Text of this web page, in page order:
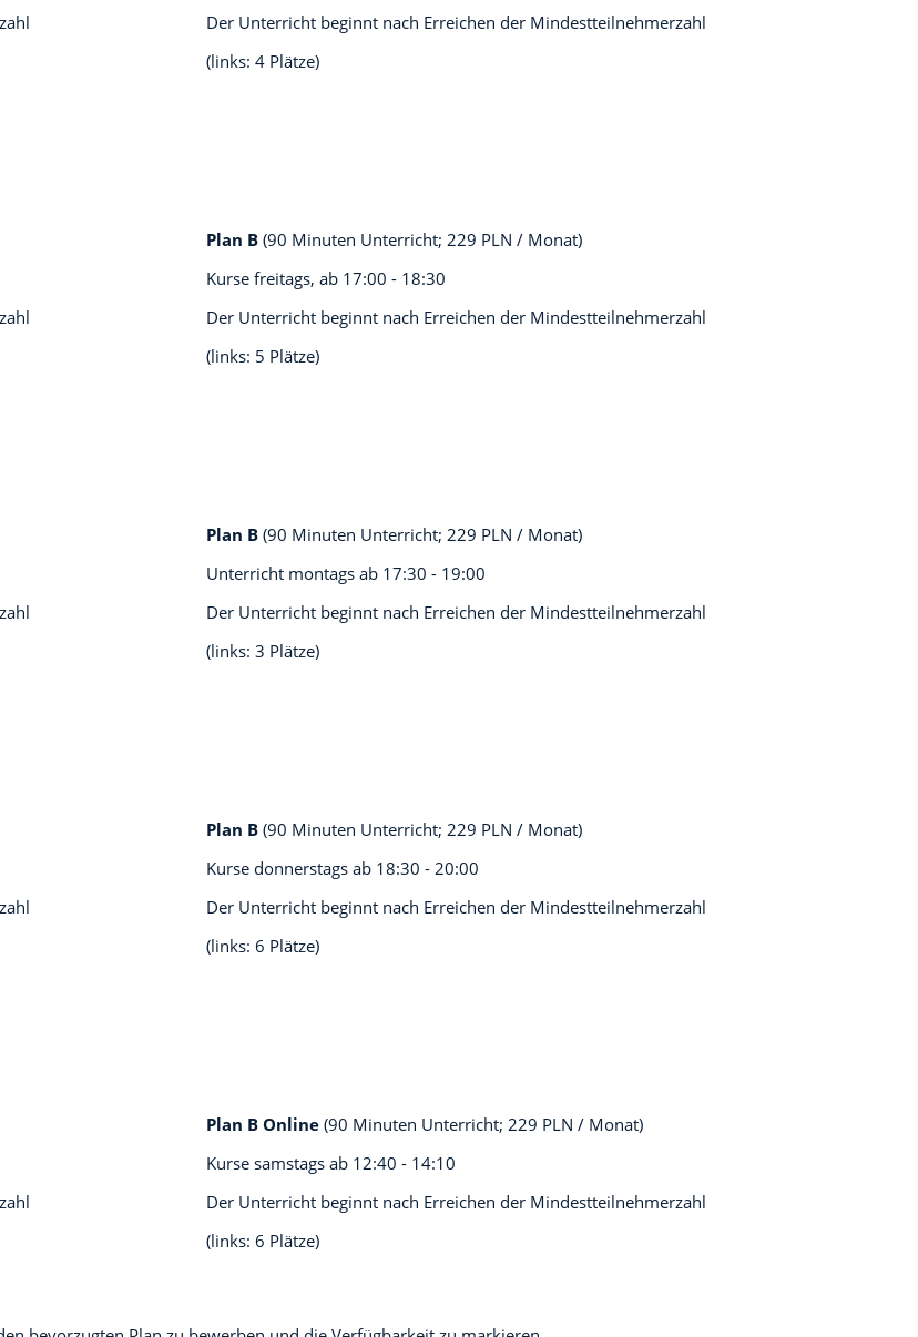
Der Unterricht beginnt nach Erreichen der Mindestteilnehmerzahl
(links: 4 Plätze)
Plan B (90 Minuten Unterricht; 229 PLN / Monat)
Kurse freitags, ab 17:00 - 18:30
Der Unterricht beginnt nach Erreichen der Mindestteilnehmerzahl
(links: 5 Plätze)
Plan B (90 Minuten Unterricht; 229 PLN / Monat)
Unterricht montags ab 17:30 - 19:00
Der Unterricht beginnt nach Erreichen der Mindestteilnehmerzahl
(links: 3 Plätze)
Plan B (90 Minuten Unterricht; 229 PLN / Monat)
Kurse donnerstags ab 18:30 - 20:00
Der Unterricht beginnt nach Erreichen der Mindestteilnehmerzahl
(links: 6 Plätze)
Plan B Online (90 Minuten Unterricht; 229 PLN / Monat)
Kurse samstags ab 12:40 - 14:10
Der Unterricht beginnt nach Erreichen der Mindestteilnehmerzahl
(links: 6 Plätze)